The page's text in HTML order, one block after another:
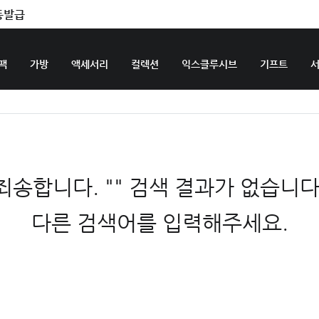
발급
가방 액세서리 컬렉션 익스클루시브 기프트
송합니다. "" 검색 결과가 없습니
다른 검색어를 입력해주세요.